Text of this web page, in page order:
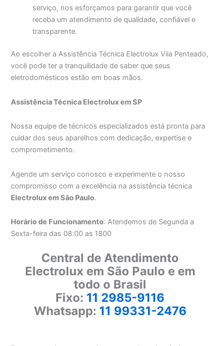
serviço, nos esforçamos para garantir que você
receba um atendimento de qualidade, confiável e
transparente.
Ao escolher a Assistência Técnica Electrolux Vila Penteado,
você pode ter a tranquilidade de saber que seus
eletrodomésticos estão em boas mãos.
Assistência Técnica Electrolux em SP
Nossa equipe de técnicos especializados está pronta para
cuidar dos seus aparelhos com dedicação, expertise e
comprometimento.
Agende um serviço conosco e experimente o nosso
compromisso com a excelência na assistência técnica
Electrolux em São Paulo.
Horário de Funcionamento: Atendemos de Segunda a
Sexta-feira das 08:00 as 1800
Central de Atendimento
Electrolux em São Paulo e em
todo o Brasil
Fixo: 11 2985-9116
Whatsapp: 11 99331-2476